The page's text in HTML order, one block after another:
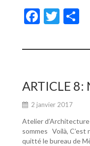
F
e
o
o
k
T
itt
er
ARTICLE 8:
2 janvier 2017
Atelier
sommes Voilà, C’est
quitté le bureau de